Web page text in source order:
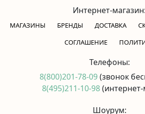
Интернет-магазин:
МАГАЗИНЫ БРЕНДЫ ДОСТАВКА
CОГЛАШЕНИЕ
Телефоны:
8(800)201-78-09(звонок
8(495)211-10-98
Шоурум: